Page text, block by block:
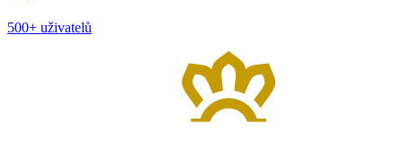
500+ uživatelů